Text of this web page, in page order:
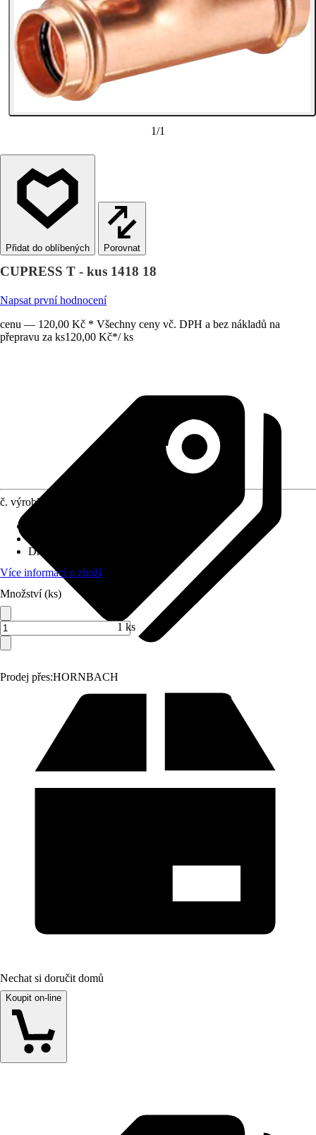
1/1
Porovnat
CUPRESS T - kus 1418 18
Napsat první hodnocení
cenu — 120,00 Kč * Všechny ceny vč. DPH a bez nákladů na
přepravu za ks120,00 Kč*/ ks
Prodej přes:HORNBACH
č. výrobku
Druh závitu
Více informací o zboží
Množství (ks)
1 ks
Nechat si doručit domů
Koupit on-line